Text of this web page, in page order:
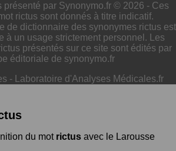
présenté par Synonymo.fr © 2026 - Ces
rictus sont donnés à titre indicatif.
de dictionnaire des synonymes rictus est
à un usage strictement personnel. Les
présentés sur ce site sont édités par
éditoriale de synonymo.fr
- Laboratoire d'Analyses Médicales.fr
du mot rictus avec le Larousse